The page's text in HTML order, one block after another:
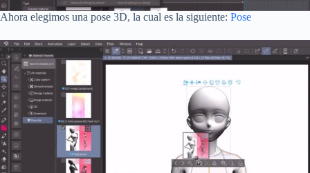
Ahora elegimos una pose 3D, la cual es la siguiente: Pose